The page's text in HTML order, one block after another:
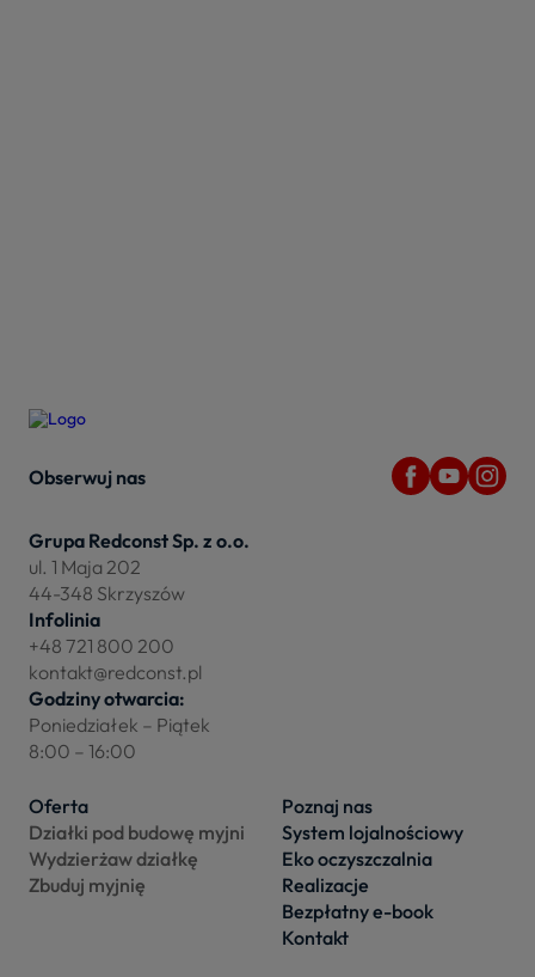
Obserwuj nas
Grupa Redconst Sp. z o.o.
ul. 1 Maja 202
44-348 Skrzyszów
Infolinia
+48 721 800 200
kontakt@redconst.pl
Godziny otwarcia:
Poniedziałek – Piątek
8:00 – 16:00
Oferta
Działki pod budowę myjni
Wydzierżaw działkę
Zbuduj myjnię
Poznaj nas
System lojalnościowy
Eko oczyszczalnia
Realizacje
Bezpłatny e-book
Kontakt